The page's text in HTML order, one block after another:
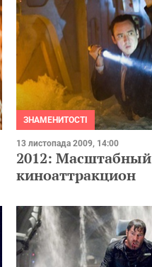
ЗНАМЕНИТОСТІ
13 листопада 2009, 14:00
2012: Масштабный
киноаттракцион